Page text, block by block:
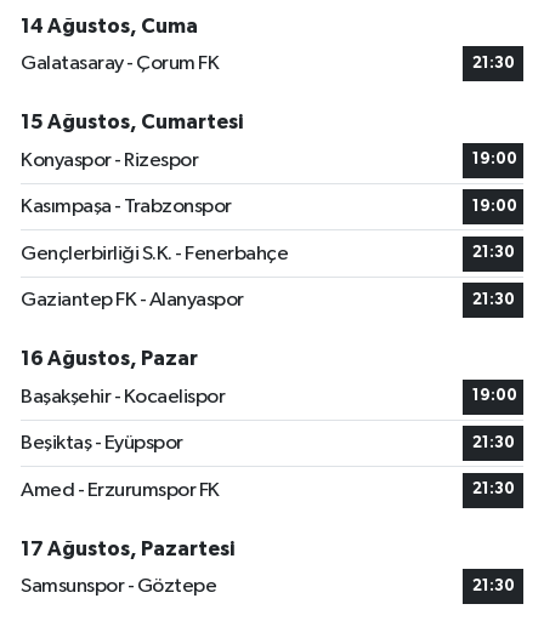
14 Ağustos, Cuma
Galatasaray - Çorum FK
21:30
15 Ağustos, Cumartesi
Konyaspor - Rizespor
19:00
Kasımpaşa - Trabzonspor 19:00
Gençlerbirliği S.K. - Fenerbahçe 21:30
Gaziantep FK - Alanyaspor 21:30
16 Ağustos, Pazar
Başakşehir - Kocaelispor
19:00
Beşiktaş - Eyüpspor 21:30
Amed - Erzurumspor FK 21:30
17 Ağustos, Pazartesi
Samsunspor - Göztepe
21:30